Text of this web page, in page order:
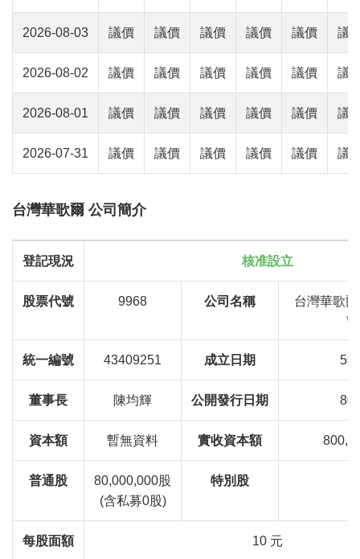
2026-08-03 議價 議價 議價 議價 議價 議
2026-08-02 議價 議價 議價 議價 議價 議
2026-08-01 議價 議價 議價 議價 議價 議
2026-07-31 議價 議價 議價 議價 議價 議
台灣華歌爾 公司簡介
登記現況 核准設立
股票代號 9968 公司名稱 台灣華歌
統一編號 43409251 成立日期
董事長 陳均輝 公開發行日期
資本額 暫無資料 實收資本額
普通股
80,000,000股
(含私募0股)
特別股
每股面額 10 元